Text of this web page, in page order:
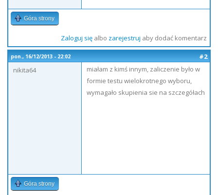
Góra strony
Zaloguj sięalbo zarejestruj aby dodać komentarz
pon., 16/12/2013 - 22:02
#2
nikita64
miałam z kimś innym, zaliczenie było w
formie testu wielokrotnego wyboru,
wymagało skupienia sie na szczegółach
Góra strony